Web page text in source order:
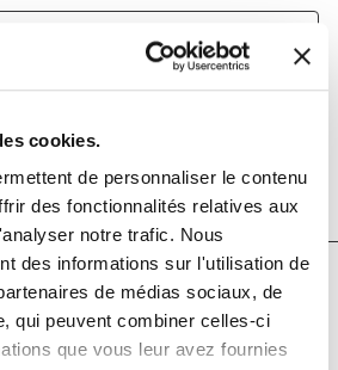
cookies.
de personnaliser le contenu
des fonctionnalités relatives aux
notre trafic. Nous
des informations sur l'utilisation de
de médias sociaux, de
qui peuvent combiner celles-ci
que vous leur avez fournies